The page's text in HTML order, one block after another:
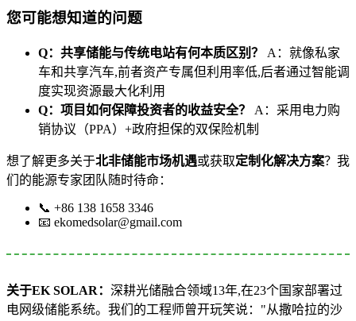
您可能想知道的问题
Q：共享储能与传统电站有何本质区别？
A：就像私家
车和共享汽车,前者资产专属但利用率低,后者通过智能调
度实现资源最大化利用
Q：项目如何保障投资者的收益安全？
A：采用电力购
销协议（PPA）+政府担保的双保险机制
想了解更多关于北非储能市场机遇或获取定制化解决方案？我
们的能源专家团队随时待命：
📞 +86 138 1658 3346
📧 ekomedsolar@gmail.com
关于EK SOLAR： 深耕光储融合领域13年,在23个国家部署过
电网级储能系统。我们的工程师曾开玩笑说："从撒哈拉的沙